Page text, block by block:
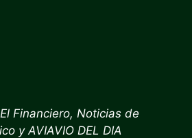
El Financiero, Noticias de
y AVIAVIO DEL DIA